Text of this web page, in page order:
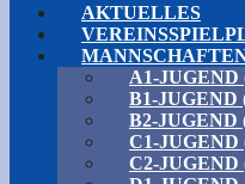
AKTUELLES
A1-JUGEND
B1-JUGEND
B2-JUGEND
C1-JUGEND
C2-